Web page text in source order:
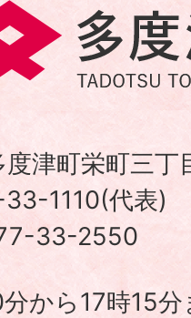
津町栄町三
33-1110(代表)
33-2550
から17時15分